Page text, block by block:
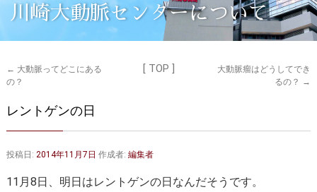
大動脈解離（解離性大動脈瘤）
胸部大動脈瘤の治療
腹部大動脈瘤の治療 急性大動脈解離の治療
何歳まで手術は可能か？ インフォームドコンセント
大動脈瘤について 詳細編
川崎大動脈センターについて
← 大動脈ってどこにある
の？
[ TOP ]
大動脈瘤はどうしてでき
るの？ →
レントゲンの日
投稿日: 2014年11月7日 作成者: 編集者
11月8日、明日はレントゲンの日なんだそうです。